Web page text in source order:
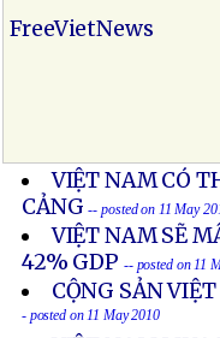
FreeVietNews
VIỆT NAM CÓ
CẢNG -- posted on 11 May
VIỆT NAM SẼ
42% GDP -- posted on 11
CỘNG SẢN
- posted on 11 May 2010